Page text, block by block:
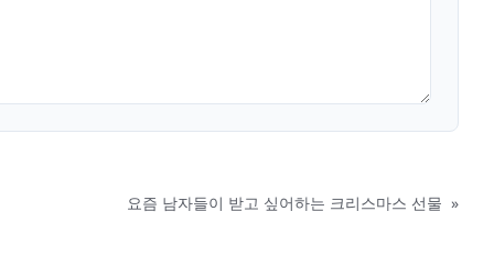
요즘 남자들이 받고 싶어하는 크리스마스 선물 »